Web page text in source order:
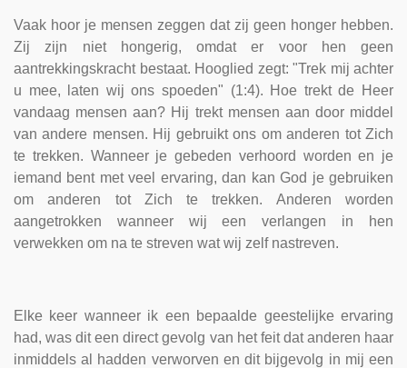
Vaak hoor je mensen zeggen dat zij geen honger hebben.
Zij zijn niet hongerig, omdat er voor hen geen
aantrekkingskracht bestaat. Hooglied zegt: "Trek mij achter
u mee, laten wij ons spoeden" (1:4). Hoe trekt de Heer
vandaag mensen aan? Hij trekt mensen aan door middel
van andere mensen. Hij gebruikt ons om anderen tot Zich
te trekken. Wanneer je gebeden verhoord worden en je
iemand bent met veel ervaring, dan kan God je gebruiken
om anderen tot Zich te trekken. Anderen worden
aangetrokken wanneer wij een verlangen in hen
verwekken om na te streven wat wij zelf nastreven.
Elke keer wanneer ik een bepaalde geestelijke ervaring
had, was dit een direct gevolg van het feit dat anderen haar
inmiddels al hadden verworven en dit bijgevolg in mij een